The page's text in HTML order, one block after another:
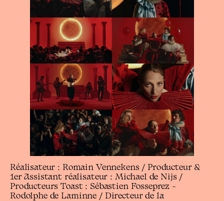
Réalisateur : Romain Vennekens / Producteur &
1er Assistant réalisateur : Michael de Nijs /
Producteurs Toast : Sébastien Fosseprez –
Rodolphe de Laminne / Directeur de la